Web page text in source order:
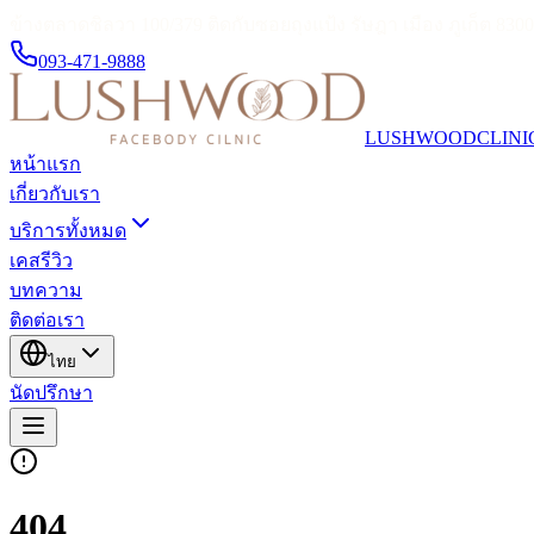
093-471-9888
LUSHWOOD
หน้าแรก
เกี่ยวกับเรา
บริการทั้งหมด
เคสรีวิว
บทความ
ติดต่อเรา
ไทย
นัดปรึกษา